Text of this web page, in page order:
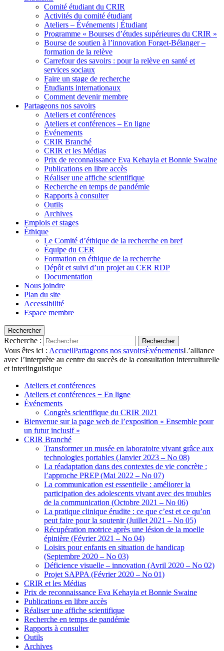
Comité étudiant du CRIR
Activités du comité étudiant
Ateliers – Événements | Étudiant
Programme « Bourses d’études supérieures du CRIR »
Bourse de soutien à l’innovation Forget-Bélanger –
formation de la relève
Carrefour des savoirs : pour la relève en santé et
services sociaux
Faire un stage de recherche
Étudiants internationaux
Comment devenir membre
Partageons nos savoirs
Ateliers et conférences
Ateliers et conférences – En ligne
Événements
CRIR Branché
CRIR et les Médias
Prix de reconnaissance Eva Kehayia et Bonnie Swaine
Publications en libre accès
Réaliser une affiche scientifique
Recherche en temps de pandémie
Rapports à consulter
Outils
Archives
Emplois et stages
Éthique
Le Comité d’éthique de la recherche en bref
Équipe du CER
Formation en éthique de la recherche
Dépôt et suivi d’un projet au CER RDP
Documentation
Nous joindre
Plan du site
Accessibilité
Espace membre
Rechercher
Recherche : Rechercher
Vous êtes ici : AccueilPartageons nos savoirsÉvénementsL’alliance
avec l’interprète au centre du succès de la consultation interculturelle
et interlinguistique
Ateliers et conférences
Ateliers et conférences − En ligne
Événements
Congrès scientifique du CRIR 2021
Bienvenue sur la page web de l’exposition « Ensemble pour
un futur inclusif »
CRIR Branché
Transformer un musée en laboratoire vivant grâce aux
technologies portables (Janvier 2023 – No 08)
La réadaptation dans des contextes de vie concrète :
l’approche PREP (Mai 2022 – No 07)
La communication est essentielle : améliorer la
participation des adolescents vivant avec des troubles
de la communication (Octobre 2021 – No 06)
La pratique clinique érudite : ce que c’est et ce qu’on
peut faire pour la soutenir (Juillet 2021 – No 05)
Récupération motrice après une lésion de la moelle
épinière (Février 2021 – No 04)
Loisirs pour enfants en situation de handicap
(Septembre 2020 – No 03)
Déficience visuelle – innovation (Avril 2020 – No 02)
Projet SAPPA (Février 2020 – No 01)
CRIR et les Médias
Prix de reconnaissance Eva Kehayia et Bonnie Swaine
Publications en libre accès
Réaliser une affiche scientifique
Recherche en temps de pandémie
Rapports à consulter
Outils
Archives